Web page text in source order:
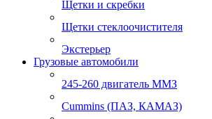
Щетки и скребки
Щетки стеклоочистителя
Экстерьер
Грузовые автомобили
245-260 двигатель ММЗ
Cummins (ПАЗ, КАМАЗ)